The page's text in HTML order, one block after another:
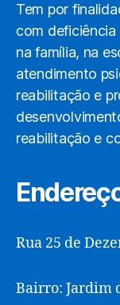
Tem por
com
na família, na
atendimento
reabilitação e
reabilitação e
Rua 25 de
Bairro: Jardim